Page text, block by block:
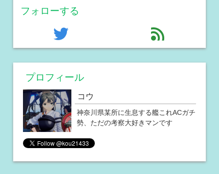
フォローする
twitter feed
プロフィール
コウ
神奈川県某所に生息する艦これACガチ
勢、ただの考察大好きマンです